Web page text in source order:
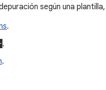
según una
.
.
.